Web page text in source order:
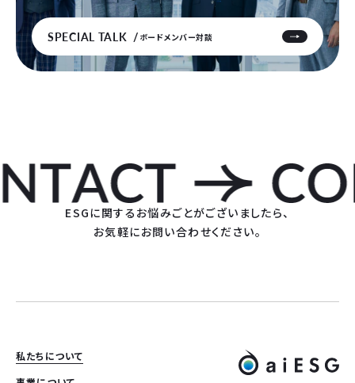
SPECIAL TALK ボードメンバー対談
ESGに関するお悩みごとがございましたら、
お気軽にお問い合わせください。
私たちについて